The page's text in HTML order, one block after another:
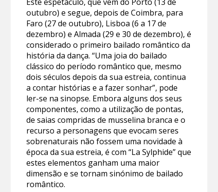
outubro) e segue, depois de Coimbra, para
Faro (27 de outubro), Lisboa (6 a 17 de
dezembro) e Almada (29 e 30 de dezembro), é
considerado o primeiro bailado romântico da
história da dança. “Uma joia do bailado
clássico do período romântico que, mesmo
dois séculos depois da sua estreia, continua
a contar histórias e a fazer sonhar”, pode
ler-se na sinopse. Embora alguns dos seus
componentes, como a utilização de pontas,
de saias compridas de musselina branca e o
recurso a personagens que evocam seres
sobrenaturais não fossem uma novidade à
época da sua estreia, é com “La Sylphide” que
estes elementos ganham uma maior
dimensão e se tornam sinónimo de bailado
romântico.